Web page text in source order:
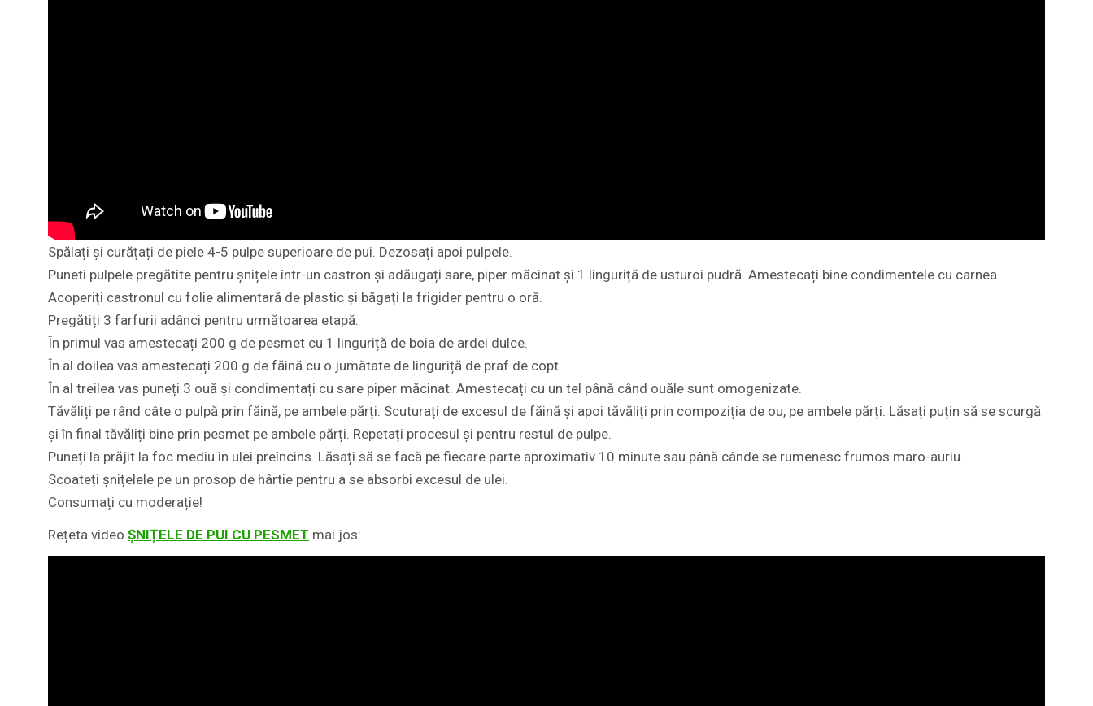
Spălați și curățați de piele 4-5 pulpe superioare de pui. Dezosați apoi pulpele.
Puneti pulpele pregătite pentru șnițele într-un castron și adăugați sare, piper măcinat și 1 linguriță de usturoi pudră. Amestecați bine condimentele cu carnea.
Acoperiți castronul cu folie alimentară de plastic și băgați la frigider pentru o oră.
Pregătiți 3 farfurii adânci pentru următoarea etapă.
În primul vas amestecați 200 g de pesmet cu 1 linguriță de boia de ardei dulce.
În al doilea vas amestecați 200 g de făină cu o jumătate de linguriță de praf de copt.
În al treilea vas puneți 3 ouă și condimentați cu sare piper măcinat. Amestecați cu un tel până când ouăle sunt omogenizate.
Tăvăliți pe rând câte o pulpă prin făină, pe ambele părți. Scuturați de excesul de făină și apoi tăvăliți prin compoziția de ou, pe ambele părți. Lăsați puțin să se scurgă
și în final tăvăliți bine prin pesmet pe ambele părți. Repetați procesul și pentru restul de pulpe.
Puneți la prăjit la foc mediu în ulei preîncins. Lăsați să se facă pe fiecare parte aproximativ 10 minute sau până cânde se rumenesc frumos maro-auriu.
Scoateți șnițelele pe un prosop de hârtie pentru a se absorbi excesul de ulei.
Consumați cu moderație!
Rețeta video ȘNIȚELE DE PUI CU PESMET mai jos: